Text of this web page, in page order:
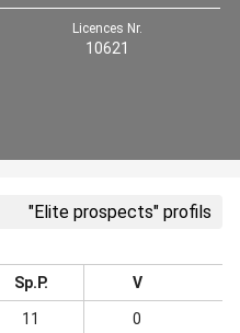
Licences Nr.
10621
"Elite prospects" profils
Sp.P. V
11 0